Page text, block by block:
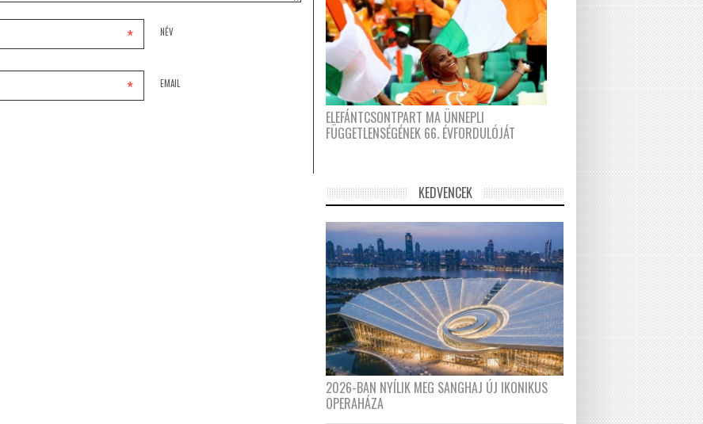
NÉV
*
EMAIL
*
ELEFÁNTCSONTPART MA ÜNNEPLI
FÜGGETLENSÉGÉNEK 66. ÉVFORDULÓJÁT
KEDVENCEK
2026-BAN NYÍLIK MEG SANGHAJ ÚJ IKONIKUS
OPERAHÁZA